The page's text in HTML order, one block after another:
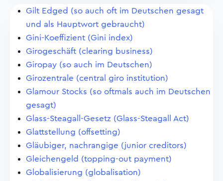
Gilt Edged (so auch oft im Deutschen gesagt
und als Hauptwort gebraucht)
Gini-Koeffizient (Gini index)
Girogeschäft (clearing business)
Giropay (so auch im Deutschen)
Girozentrale (central giro institution)
Glamour Stocks (so oftmals auch im Deutschen
gesagt)
Glass-Steagall-Gesetz (Glass-Steagall Act)
Glattstellung (offsetting)
Gläubiger, nachrangige (junior creditors)
Gleichengeld (topping-out payment)
Globalisierung (globalisation)